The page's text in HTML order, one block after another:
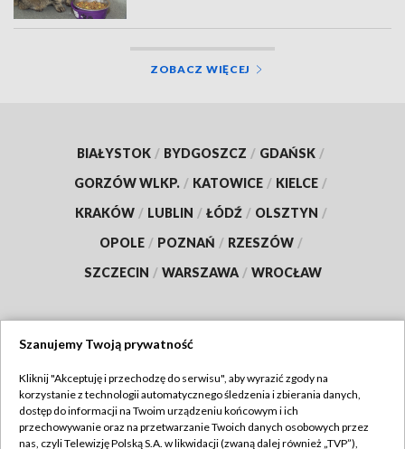
ZOBACZ WIĘCEJ
BIAŁYSTOK / BYDGOSZCZ / GDAŃSK /
GORZÓW WLKP. / KATOWICE / KIELCE /
KRAKÓW / LUBLIN / ŁÓDŹ / OLSZTYN /
OPOLE / POZNAŃ / RZESZÓW /
SZCZECIN / WARSZAWA / WROCŁAW
TVP
Abonament TVP
Regulamin TVP
Szanujemy Twoją prywatność
Kliknij "Akceptuję i przechodzę do serwisu", aby wyrazić zgody na
korzystanie z technologii automatycznego śledzenia i zbierania danych,
dostęp do informacji na Twoim urządzeniu końcowym i ich
przechowywanie oraz na przetwarzanie Twoich danych osobowych przez
nas, czyli Telewizję Polską S.A. w likwidacji (zwaną dalej również „TVP”),